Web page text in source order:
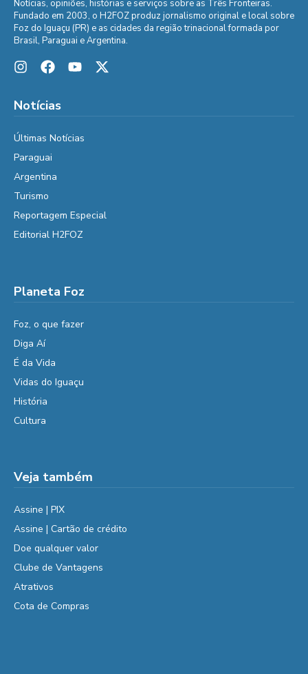
Notícias, opiniões, histórias e serviços sobre as Três Fronteiras.
Fundado em 2003, o H2FOZ produz jornalismo original e local sobre
Foz do Iguaçu (PR) e as cidades da região trinacional formada por
Brasil, Paraguai e Argentina.
Notícias
Últimas Notícias
Paraguai
Argentina
Turismo
Reportagem Especial
Editorial H2FOZ
Planeta Foz
Foz, o que fazer
Diga Aí
É da Vida
Vidas do Iguaçu
História
Cultura
Veja também
Assine | PIX
Assine | Cartão de crédito
Doe qualquer valor
Clube de Vantagens
Atrativos
Cota de Compras